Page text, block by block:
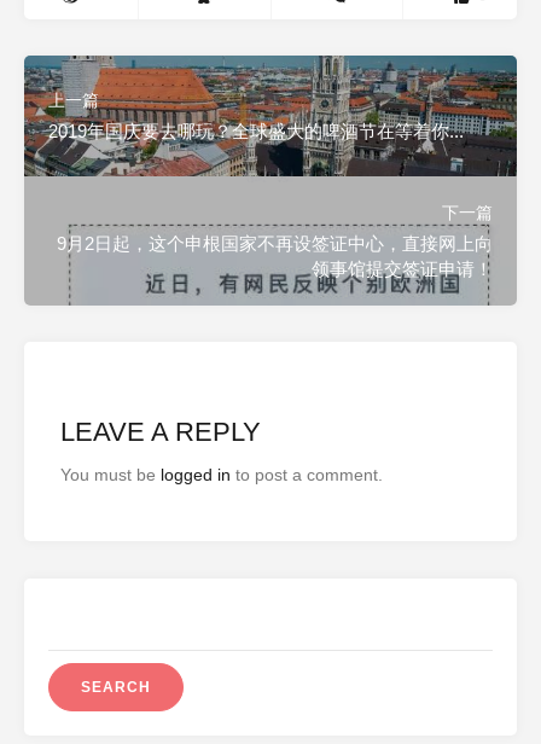
上一篇
2019年国庆要去哪玩？全球盛大的啤酒节在等着你...
下一篇
9月2日起，这个申根国家不再设签证中心，直接网上向
领事馆提交签证申请！
LEAVE A REPLY
You must be logged in to post a comment.